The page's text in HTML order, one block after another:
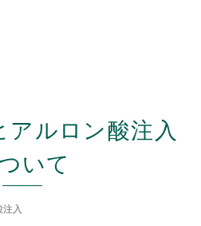
アルロン酸注入
いて
入